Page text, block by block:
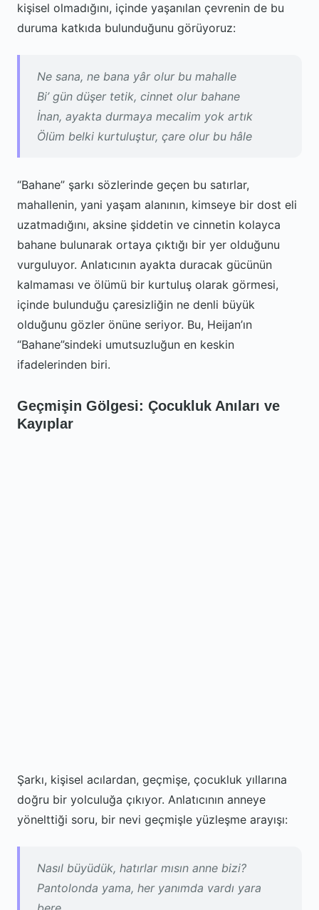
kişisel olmadığını, içinde yaşanılan çevrenin de bu
duruma katkıda bulunduğunu görüyoruz:
Ne sana, ne bana yâr olur bu mahalle
Bi’ gün düşer tetik, cinnet olur bahane
İnan, ayakta durmaya mecalim yok artık
Ölüm belki kurtuluştur, çare olur bu hâle
“Bahane” şarkı sözlerinde geçen bu satırlar,
mahallenin, yani yaşam alanının, kimseye bir dost eli
uzatmadığını, aksine şiddetin ve cinnetin kolayca
bahane bulunarak ortaya çıktığı bir yer olduğunu
vurguluyor. Anlatıcının ayakta duracak gücünün
kalmaması ve ölümü bir kurtuluş olarak görmesi,
içinde bulunduğu çaresizliğin ne denli büyük
olduğunu gözler önüne seriyor. Bu, Heijan’ın
“Bahane”sindeki umutsuzluğun en keskin
ifadelerinden biri.
Geçmişin Gölgesi: Çocukluk Anıları ve
Kayıplar
Şarkı, kişisel acılardan, geçmişe, çocukluk yıllarına
doğru bir yolculuğa çıkıyor. Anlatıcının anneye
yönelttiği soru, bir nevi geçmişle yüzleşme arayışı:
Nasıl büyüdük, hatırlar mısın anne bizi?
Pantolonda yama, her yanımda vardı yara